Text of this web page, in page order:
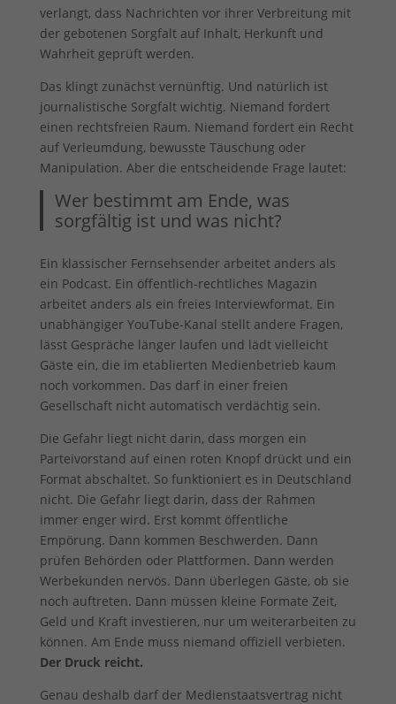
verlangt, dass Nachrichten vor ihrer Verbreitung mit
der gebotenen Sorgfalt auf Inhalt, Herkunft und
Wahrheit geprüft werden.
Das klingt zunächst vernünftig. Und natürlich ist
journalistische Sorgfalt wichtig. Niemand fordert
einen rechtsfreien Raum. Niemand fordert ein Recht
auf Verleumdung, bewusste Täuschung oder
Manipulation. Aber die entscheidende Frage lautet:
Wer bestimmt am Ende, was
sorgfältig ist und was nicht?
Ein klassischer Fernsehsender arbeitet anders als
ein Podcast. Ein öffentlich-rechtliches Magazin
arbeitet anders als ein freies Interviewformat. Ein
unabhängiger YouTube-Kanal stellt andere Fragen,
lässt Gespräche länger laufen und lädt vielleicht
Gäste ein, die im etablierten Medienbetrieb kaum
noch vorkommen. Das darf in einer freien
Gesellschaft nicht automatisch verdächtig sein.
Die Gefahr liegt nicht darin, dass morgen ein
Parteivorstand auf einen roten Knopf drückt und ein
Format abschaltet. So funktioniert es in Deutschland
nicht. Die Gefahr liegt darin, dass der Rahmen
immer enger wird. Erst kommt öffentliche
Empörung. Dann kommen Beschwerden. Dann
prüfen Behörden oder Plattformen. Dann werden
Werbekunden nervös. Dann überlegen Gäste, ob sie
noch auftreten. Dann müssen kleine Formate Zeit,
Geld und Kraft investieren, nur um weiterarbeiten zu
können. Am Ende muss niemand offiziell verbieten.
Der Druck reicht.
Genau deshalb darf der Medienstaatsvertrag nicht